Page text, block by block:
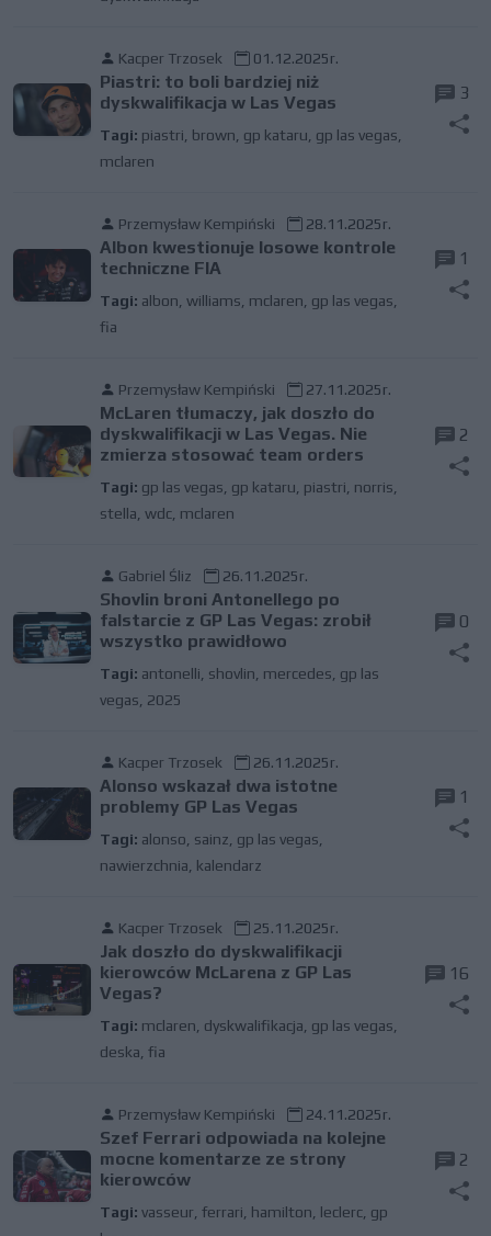
Kacper Trzosek 01.12.2025r.
Piastri: to boli bardziej niż
dyskwalifikacja w Las Vegas
Tagi: piastri brown gp kataru gp las vegas
mclaren
3
Przemysław Kempiński 28.11.2025r.
Albon kwestionuje losowe kontrole
techniczne FIA
Tagi: albon williams mclaren gp las vegas
fia
1
Przemysław Kempiński 27.11.2025r.
McLaren tłumaczy, jak doszło do
dyskwalifikacji w Las Vegas. Nie
zmierza stosować team orders
Tagi: gp las vegas gp kataru piastri norris
stella wdc, mclaren
2
Gabriel Śliz 26.11.2025r.
Shovlin broni Antonellego po
falstarcie z GP Las Vegas: zrobił
wszystko prawidłowo
Tagi: antonelli shovlin mercedes gp las
vegas 2025
0
Kacper Trzosek 26.11.2025r.
Alonso wskazał dwa istotne
problemy GP Las Vegas
Tagi: alonso sainz gp las vegas
nawierzchnia kalendarz
1
Kacper Trzosek 25.11.2025r.
Jak doszło do dyskwalifikacji
kierowców McLarena z GP Las
Vegas?
Tagi: mclaren dyskwalifikacja gp las vegas
deska fia
16
Przemysław Kempiński 24.11.2025r.
Szef Ferrari odpowiada na kolejne
mocne komentarze ze strony
kierowców
Tagi: vasseur ferrari hamilton leclerc, gp
2